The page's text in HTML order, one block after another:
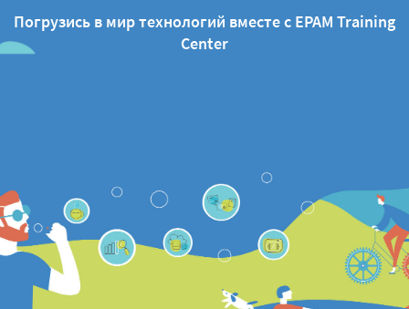
Погрузись в мир технологий вместе с EPAM Training
Center